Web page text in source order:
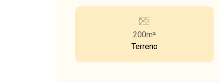
200m²
Terreno